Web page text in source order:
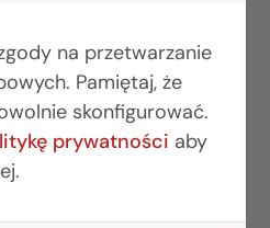
na przetwarzanie
Pamiętaj, że
skonfigurować.
prywatności aby